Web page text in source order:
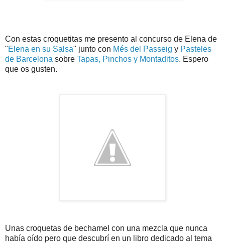
Con estas croquetitas me presento al concurso de Elena de
"Elena en su Salsa" junto con Més del Passeig y Pasteles
de Barcelona sobre Tapas, Pinchos y Montaditos. Espero
que os gusten.
Unas croquetas de bechamel con una mezcla que nunca
había oído pero que descubrí en un libro dedicado al tema